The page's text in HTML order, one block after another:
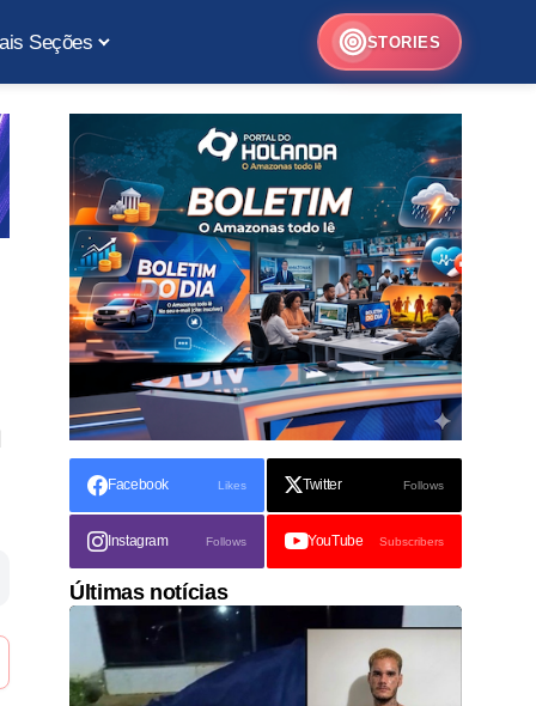
Seções STORIES
Facebook Likes Twitter Follows
Instagram Follows YouTube Subscribers
Últimas notícias